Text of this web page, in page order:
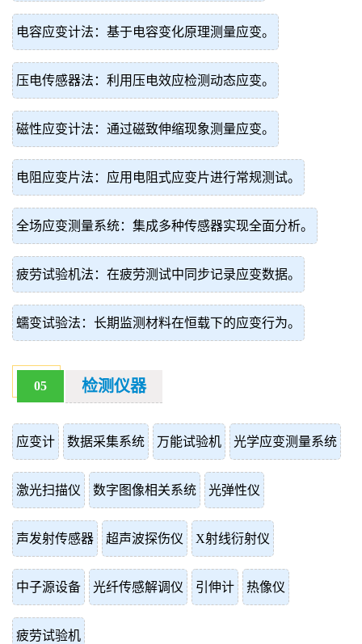
电容应变计法：基于电容变化原理测量应变。
压电传感器法：利用压电效应检测动态应变。
磁性应变计法：通过磁致伸缩现象测量应变。
电阻应变片法：应用电阻式应变片进行常规测试。
全场应变测量系统：集成多种传感器实现全面分析。
疲劳试验机法：在疲劳测试中同步记录应变数据。
蠕变试验法：长期监测材料在恒载下的应变行为。
05 检测仪器
应变计 数据采集系统 万能试验机 光学应变测量系统
激光扫描仪 数字图像相关系统 光弹性仪
声发射传感器 超声波探伤仪 X射线衍射仪
中子源设备 光纤传感解调仪 引伸计 热像仪
疲劳试验机